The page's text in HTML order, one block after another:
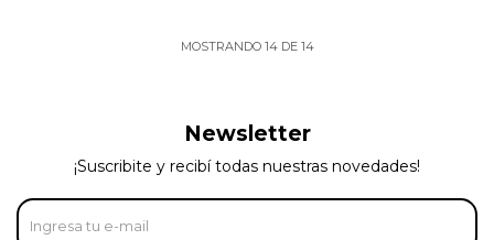
MOSTRANDO 14DE 14
Newsletter
¡Suscribite y recibí todas nuestras novedades!